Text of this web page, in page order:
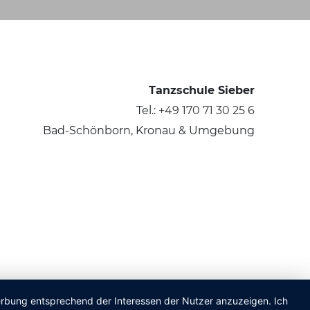
Tanzschule Sieber
Tel.: +49 170 71 30 25 6
Bad-Schönborn, Kronau & Umgebung
entsprechend der Interessen der Nutzer anzuzeigen. Ich